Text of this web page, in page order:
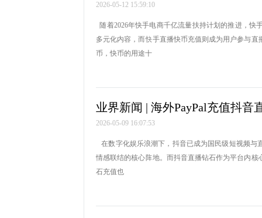
2026-05-12 15:59:10
随着2026年快手电商千亿流量扶持计划的推进，
多元化内容，而快手直播快币充值则成为用户参与
币，快币的用途十
业界新闻 | 海外PayPal充值抖音
2026-05-09 16:07:53
在数字化娱乐浪潮下，抖音已成为国民级短视频与
情感联结的核心阵地。而抖音直播钻石作为平台内
石充值也